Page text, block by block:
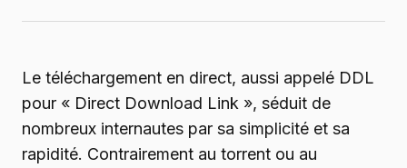
Le téléchargement en direct, aussi appelé DDL
pour « Direct Download Link », séduit de
nombreux internautes par sa simplicité et sa
rapidité. Contrairement au torrent ou au